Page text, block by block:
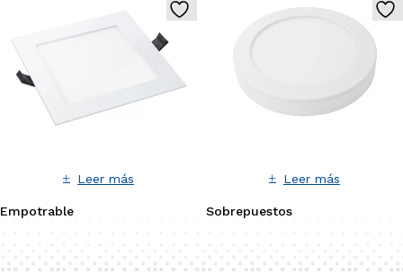
Leer más
Empotrable
Leer más
Sobrepuestos